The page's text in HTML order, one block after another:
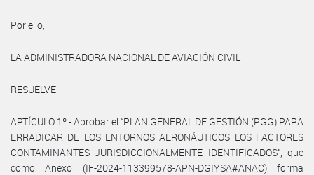
Por ello,
LA ADMINISTRADORA NACIONAL DE AVIACIÓN CIVIL
RESUELVE:
ARTÍCULO 1º.- Aprobar el “PLAN GENERAL DE GESTIÓN (PGG) PARA
ERRADICAR DE LOS ENTORNOS AERONÁUTICOS LOS FACTORES
CONTAMINANTES JURISDICCIONALMENTE IDENTIFICADOS”, que
como Anexo (IF-2024-113399578-APN-DGIYSA#ANAC) forma